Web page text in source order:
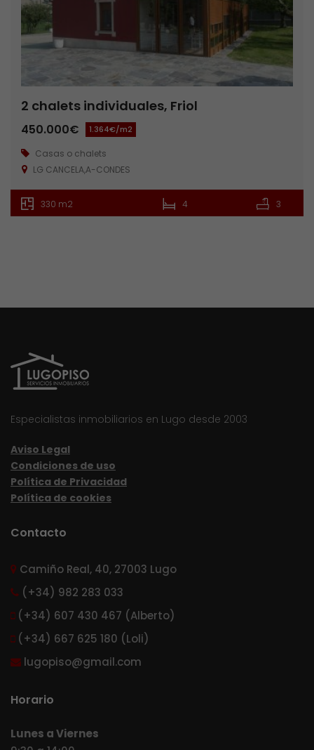
2 chalets individuales, Friol
450.000€ 1.364€/m2
Casas o chalets
LG CANCELA,A-CONDES
330 m2 4 3
Especialistas inmobiliarios en Lugo desde 2003
Aviso Legal
Condiciones de uso
Política de Privacidad
Política de cookies
Contacto
Camiño Real, 40, 27003 Lugo
(+34) 982 283 033
(+34) 607 430 467 (Alberto)
(+34) 667 625 180 (Loli)
lugopiso@gmail.com
Horario
Lunes a Viernes